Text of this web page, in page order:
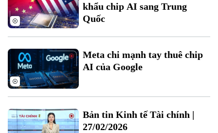
Chuyên mục
khẩu chip AI sang Trung
Quốc
Meta chi mạnh tay thuê chip
AI của Google
Bản tin Kinh tế Tài chính |
27/02/2026